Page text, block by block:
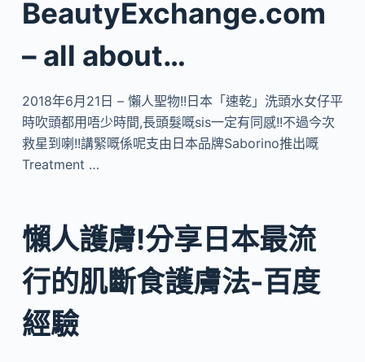
BeautyExchange.com
– all about…
2018年6月21日 – 懶人聖物!!日本「速乾」洗頭水女仔平
時吹頭都用唔少時間,長頭髮嘅sis一定有同感!!不過今次
救星到喇!!講緊嘅係呢支由日本品牌Saborino推出嘅
Treatment …
懶人護膚!分享日本最流
行的肌斷食護膚法-百度
經驗